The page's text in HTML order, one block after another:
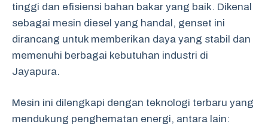
tinggi dan efisiensi bahan bakar yang baik. Dikenal
sebagai mesin diesel yang handal, genset ini
dirancang untuk memberikan daya yang stabil dan
memenuhi berbagai kebutuhan industri di
Jayapura.
Mesin ini dilengkapi dengan teknologi terbaru yang
mendukung penghematan energi, antara lain: